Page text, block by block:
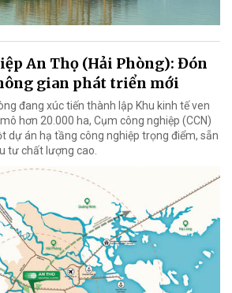
An Thọ (Hải Phòng): Đón
gian phát triển mới
đang xúc tiến thành lập Khu kinh tế ven
hơn 20.000 ha, Cụm công nghiệp (CCN)
dự án hạ tầng công nghiệp trọng điểm, sẵn
tư chất lượng cao.